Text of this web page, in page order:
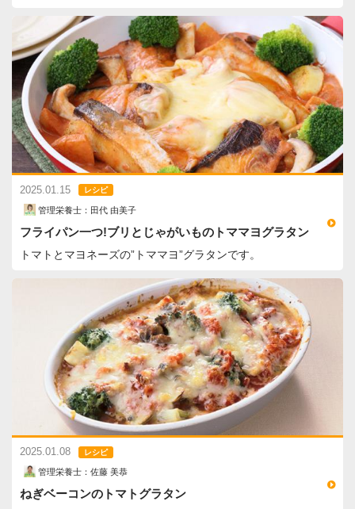
2025.01.15 レシピ
管理栄養士：田代 由美子
フライパン一つ!ブリとじゃがいものトママヨグラタン
トマトとマヨネーズの”トママヨ”グラタンです。
2025.01.08 レシピ
管理栄養士：佐藤 美恭
ねぎベーコンのトマトグラタン